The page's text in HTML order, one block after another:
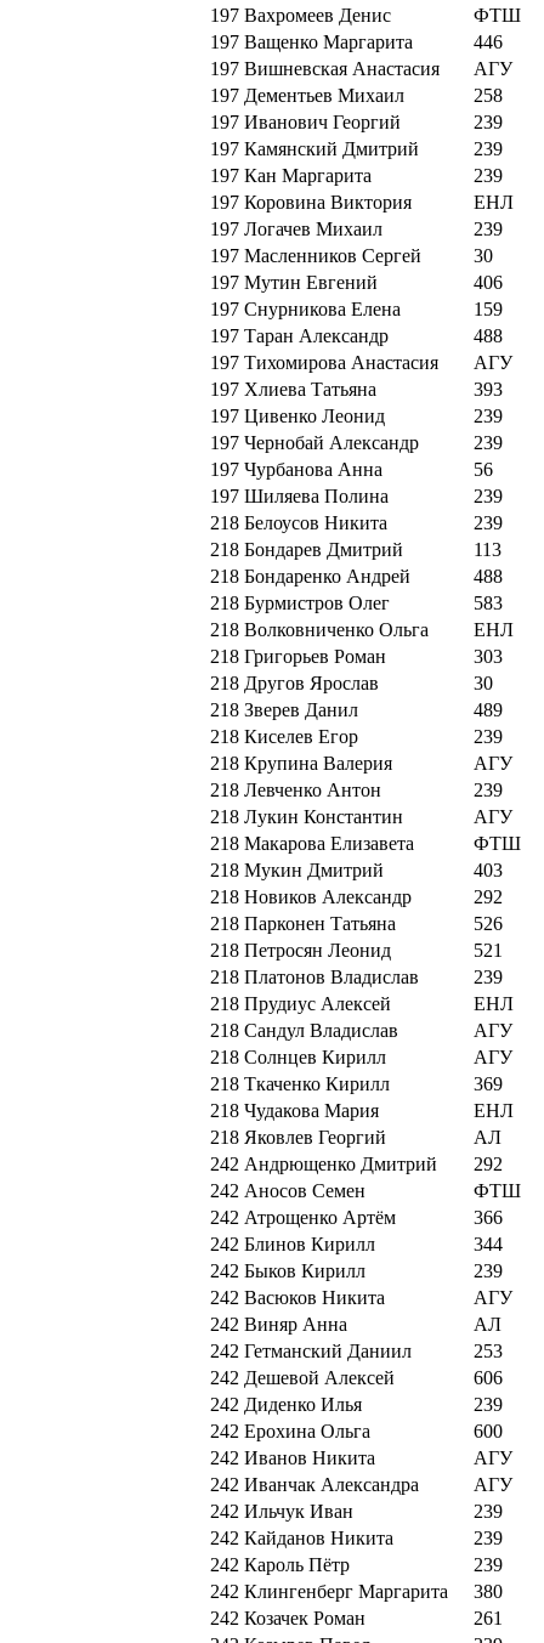
197 Вахромеев Денис
ФТШ
197 Ващенко Маргарита
446
197 Вишневская Анастасия
АГУ
197 Дементьев Михаил
258
197 Иванович Георгий
239
197 Камянский Дмитрий
239
197 Кан Маргарита
239
197 Коровина Виктория
ЕНЛ
197 Логачев Михаил
239
197 Масленников Сергей
30
197 Мутин Евгений
406
197 Снурникова Елена
159
197 Таран Александр
488
197 Тихомирова Анастасия
АГУ
197 Хлиева Татьяна
393
197 Цивенко Леонид
239
197 Чернобай Александр
239
197 Чурбанова Анна
56
197 Шиляева Полина
239
218 Белоусов Никита
239
218 Бондарев Дмитрий
113
218 Бондаренко Андрей
488
218 Бурмистров Олег
583
218 Волковниченко Ольга
ЕНЛ
218 Григорьев Роман
303
218 Другов Ярослав
30
218 Зверев Данил
489
218 Киселев Егор
239
218 Крупина Валерия
АГУ
218 Левченко Антон
239
218 Лукин Константин
АГУ
218 Макарова Елизавета
ФТШ
218 Мукин Дмитрий
403
218 Новиков Александр
292
218 Парконен Татьяна
526
218 Петросян Леонид
521
218 Платонов Владислав
239
218 Прудиус Алексей
ЕНЛ
218 Сандул Владислав
АГУ
218 Солнцев Кирилл
АГУ
218 Ткаченко Кирилл
369
218 Чудакова Мария
ЕНЛ
218 Яковлев Георгий
АЛ
242 Андрющенко Дмитрий
292
242 Аносов Семен
ФТШ
242 Атрощенко Артём
366
242 Блинов Кирилл
344
242 Быков Кирилл
239
242 Васюков Никита
АГУ
242 Виняр Анна
АЛ
242 Гетманский Даниил
253
242 Дешевой Алексей
606
242 Диденко Илья
239
242 Ерохина Ольга
600
242 Иванов Никита
АГУ
242 Иванчак Александра
АГУ
242 Ильчук Иван
239
242 Кайданов Никита
239
242 Кароль Пётр
239
242 Клингенберг Маргарита
380
242 Козачек Роман
261